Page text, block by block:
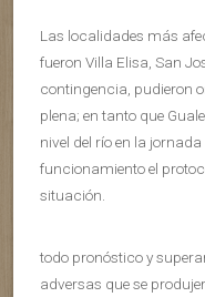
Las localidades más
fueron Villa Elisa, San
contingencia, pudieron
plena; en tanto que
nivel del río en la
funcionamiento el
situación.
todo pronóstico y
adversas que se